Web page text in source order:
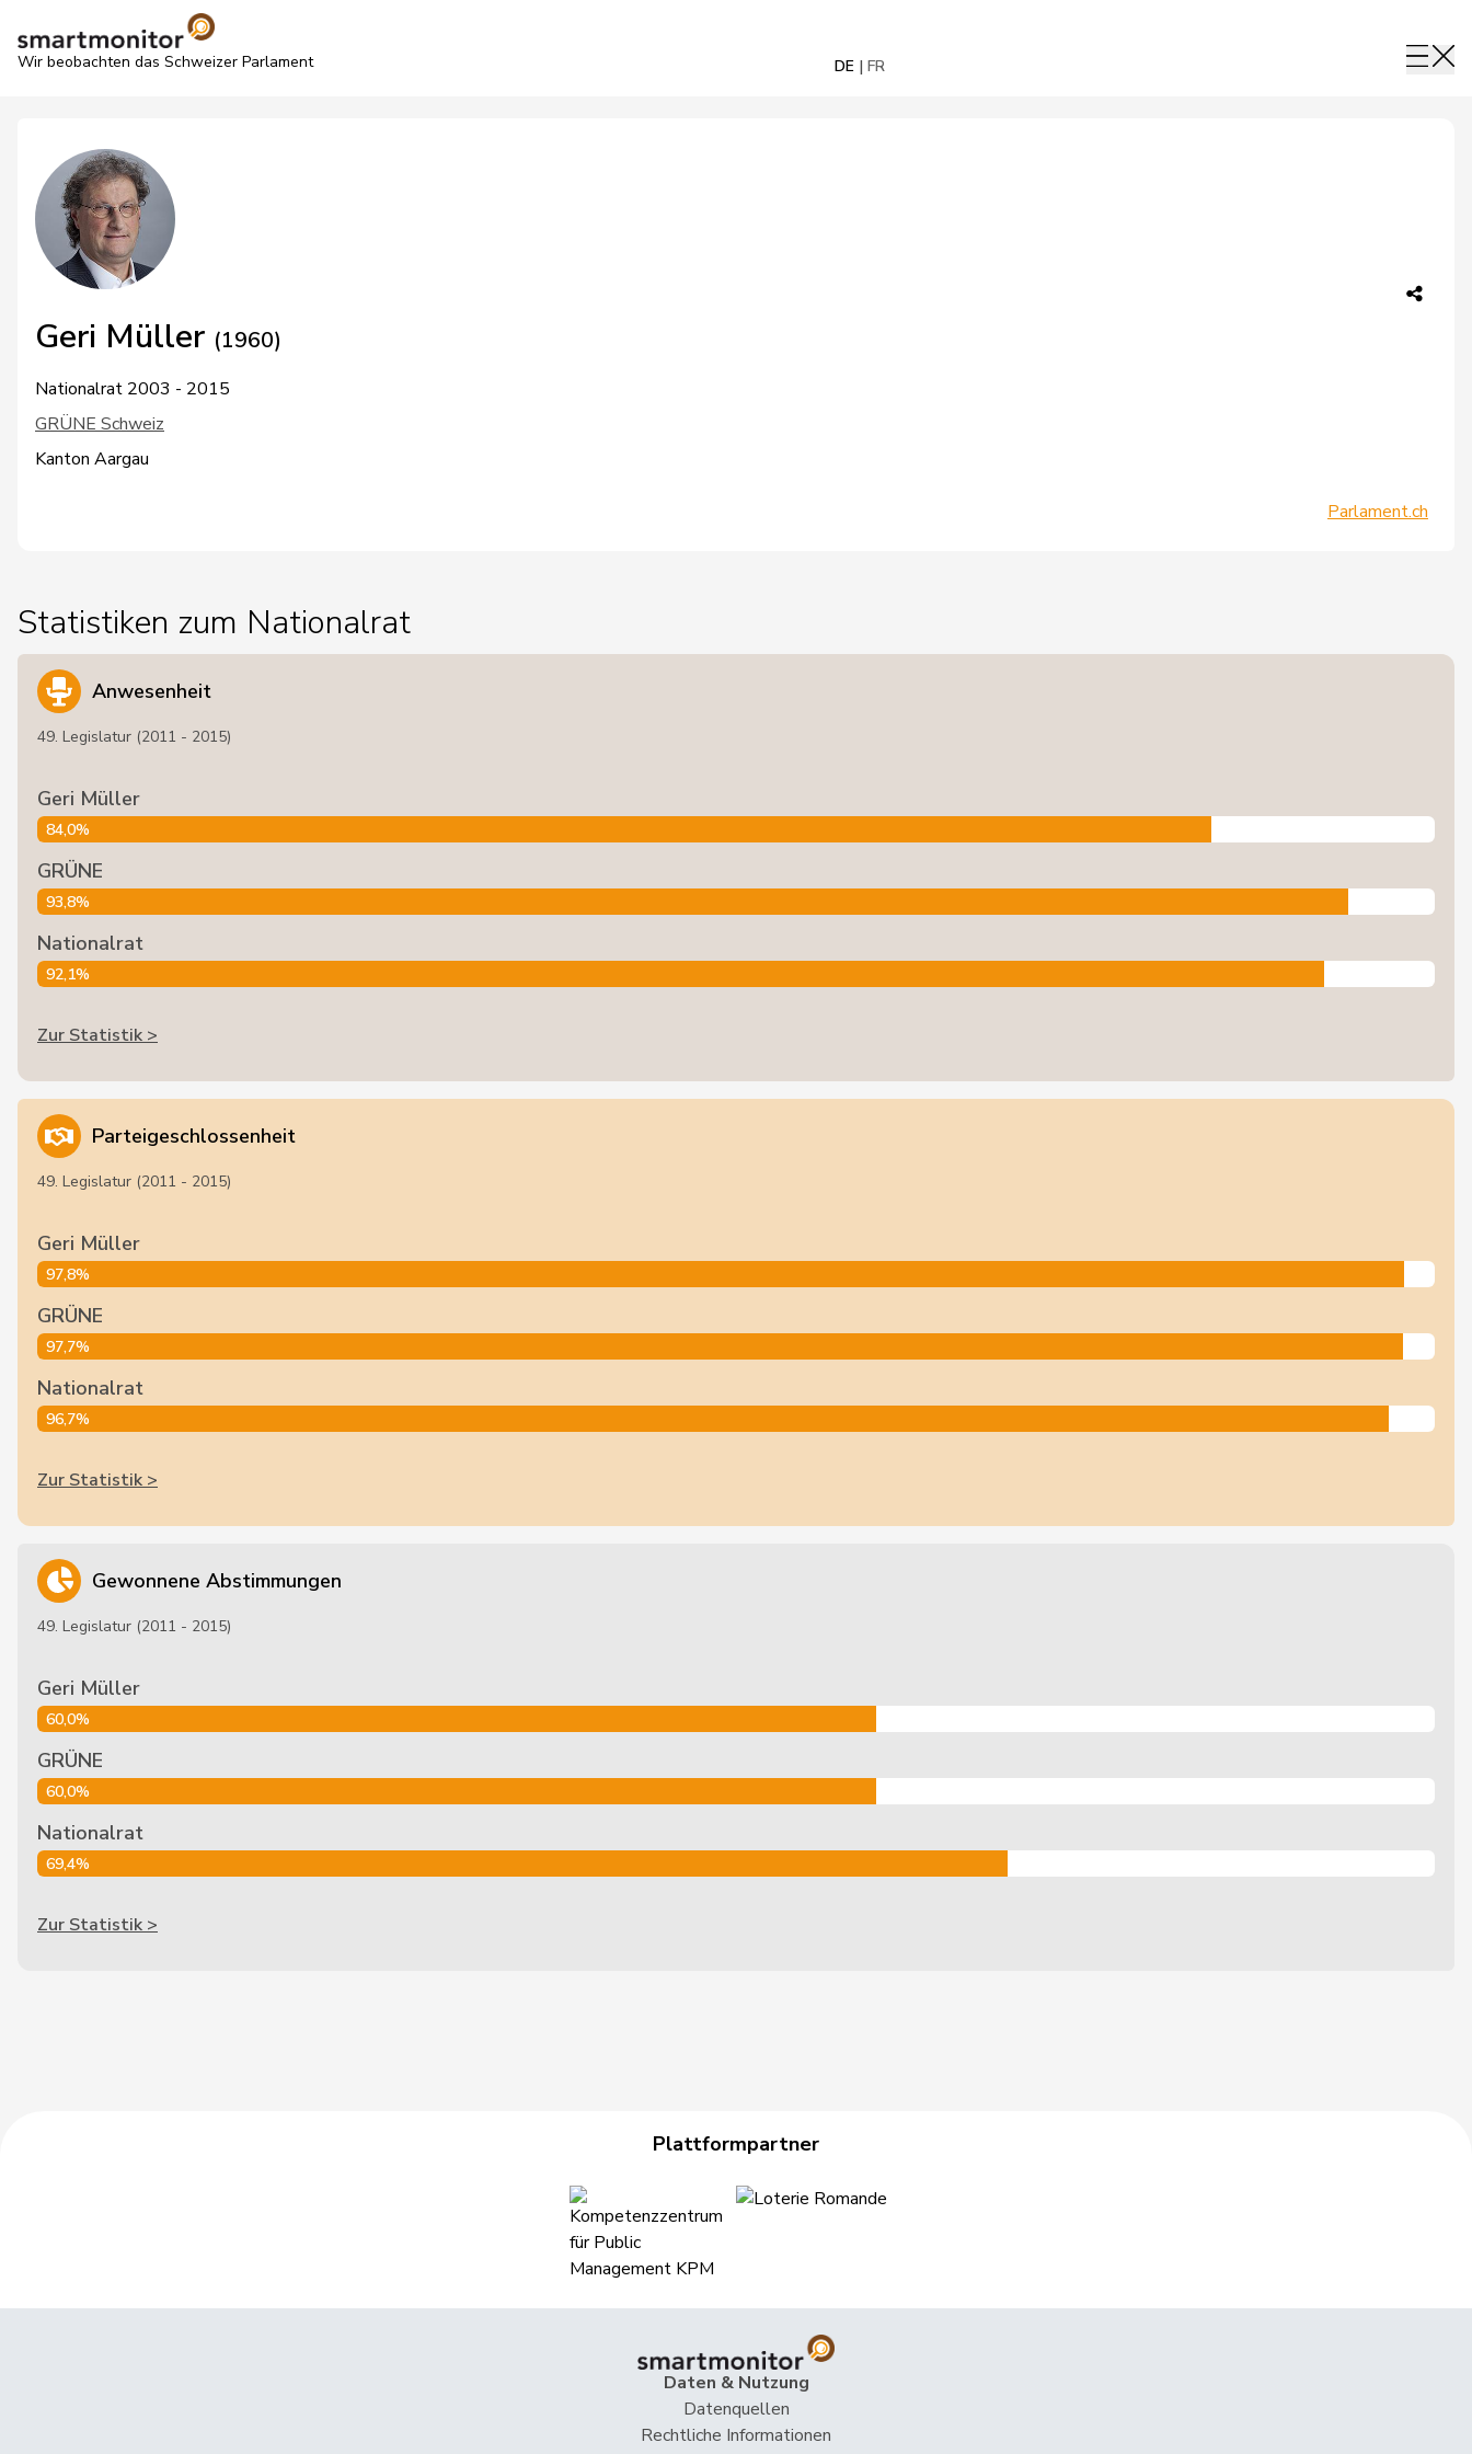
Wir beobachten das Schweizer Parlament DE FR
Geri Müller (1960)
Nationalrat 2003 - 2015
GRÜNE Schweiz
Kanton Aargau
Parlament.ch
Statistiken zum Nationalrat
Anwesenheit
49. Legislatur (2011 - 2015)
Geri Müller
84,0%
GRÜNE
93,8%
Nationalrat
92,1%
Zur Statistik >
Parteigeschlossenheit
49. Legislatur (2011 - 2015)
Geri Müller
97,8%
GRÜNE
97,7%
Nationalrat
96,7%
Zur Statistik >
Gewonnene Abstimmungen
49. Legislatur (2011 - 2015)
Geri Müller
60,0%
GRÜNE
60,0%
Nationalrat
69,4%
Zur Statistik >
Plattformpartner
Daten & Nutzung
Datenquellen
Rechtliche Informationen